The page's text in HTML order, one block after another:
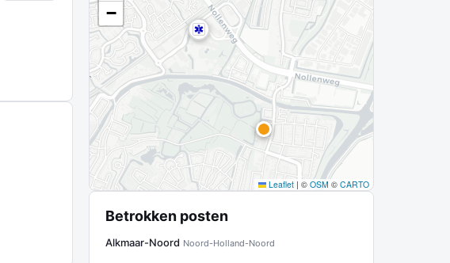
−
Leaflet | © OSM © CARTO
Betrokken posten
Alkmaar-Noord Noord-Holland-Noord